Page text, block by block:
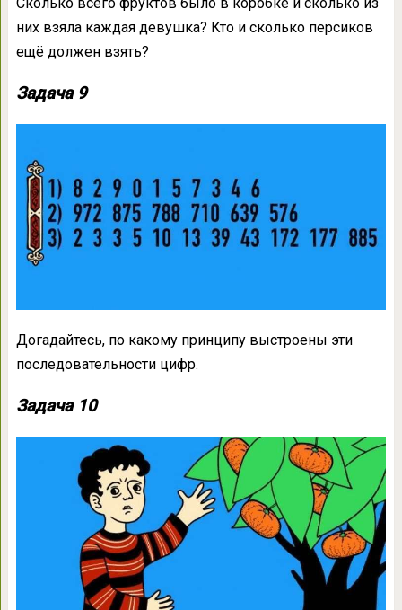
Сколько всего фруктов было в коробке и сколько из
них взяла каждая девушка? Кто и сколько персиков
ещё должен взять?
Задача 9
Догадайтесь, по какому принципу выстроены эти
последовательности цифр.
Задача 10